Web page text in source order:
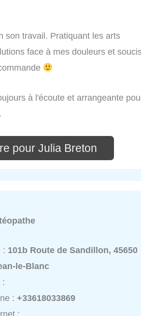
son travail. Pratiquant les arts
face à mes douleurs et
à l'écoute et arrangeante
pour Julia Breton
: 101b Route de Sandillon, 45650
le-Blanc
:
:+33618033869